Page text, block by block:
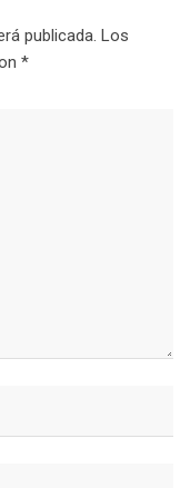
publicada. Los
*